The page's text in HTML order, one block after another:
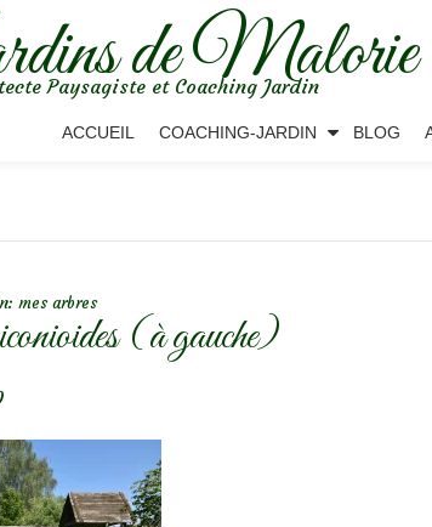
de Malorie
Paysagiste et Coaching Jardin
ACCUEIL COACHING-JARDIN BLOG
mes arbres
(à gauche)